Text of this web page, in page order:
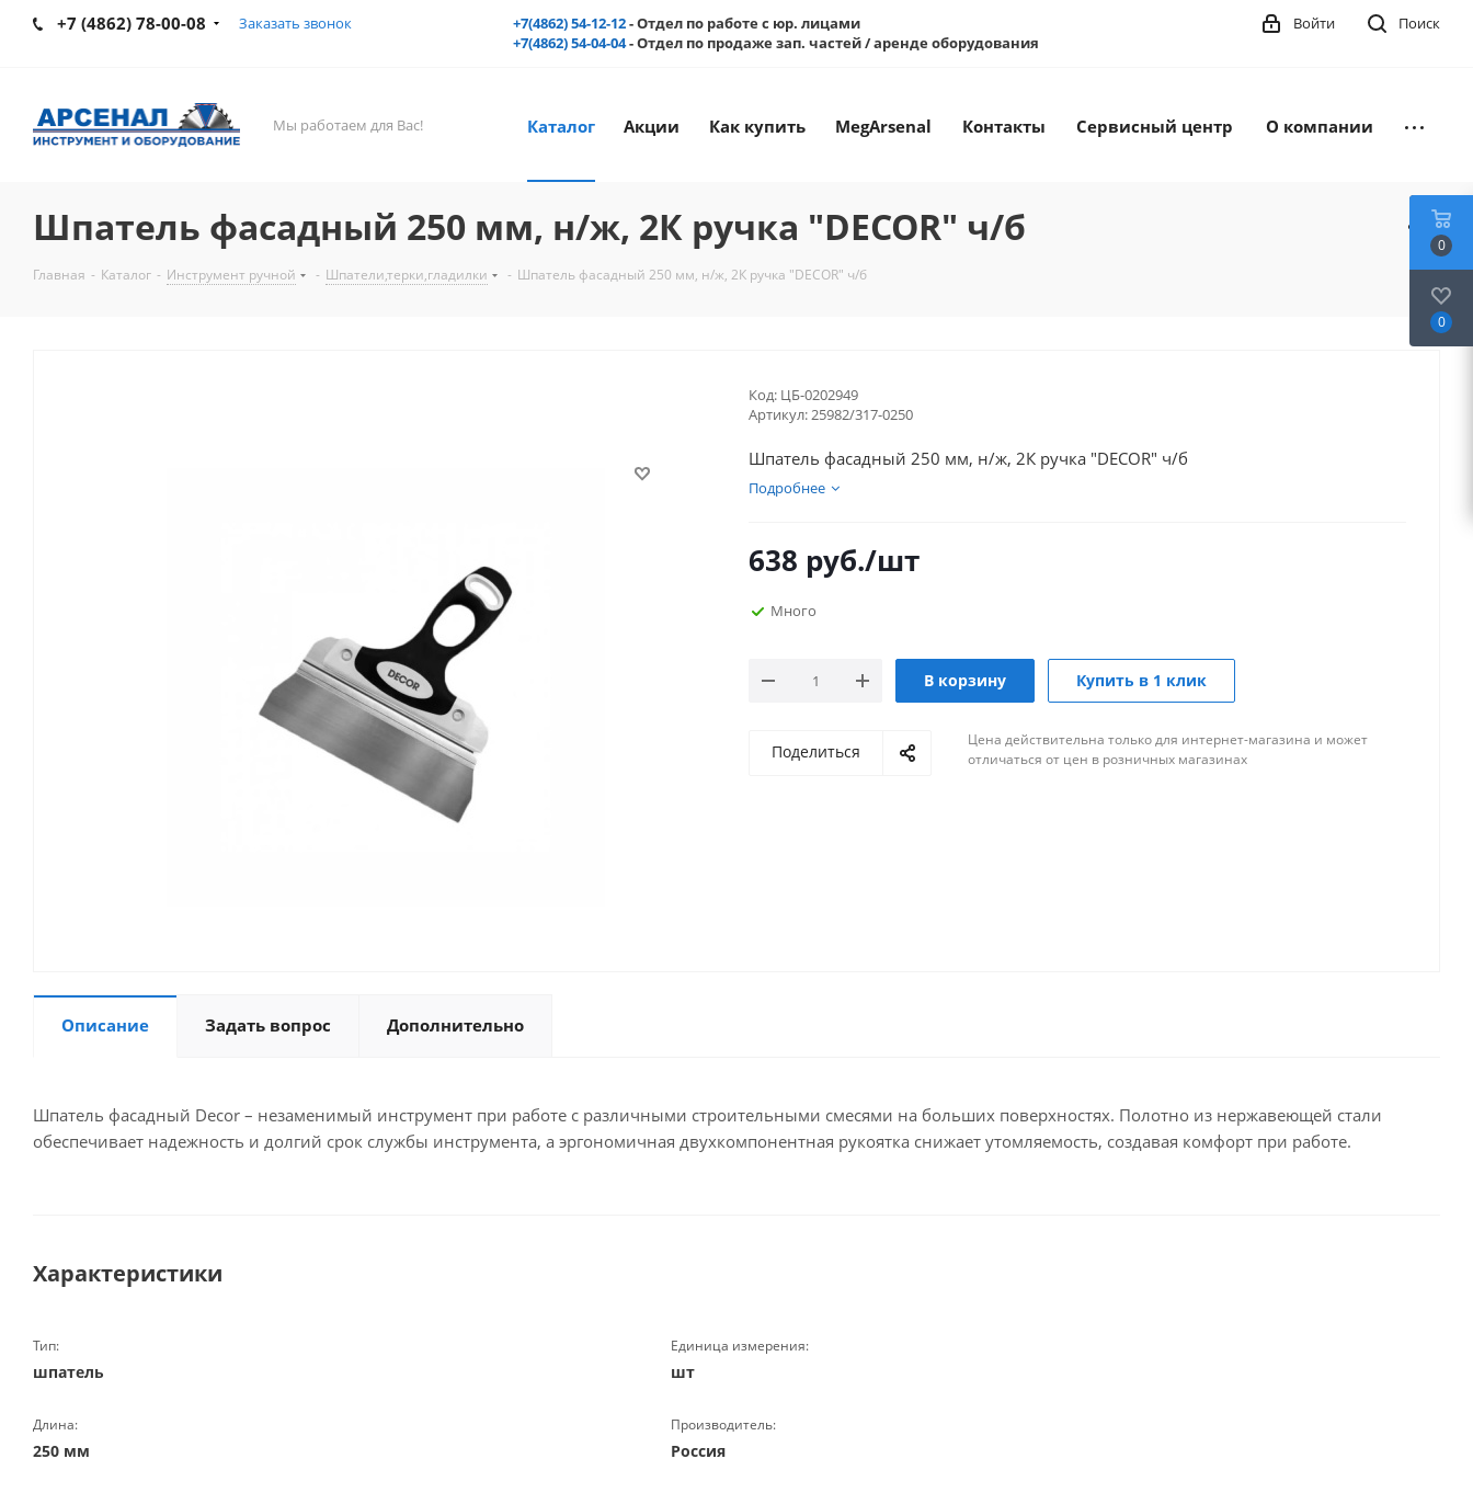
+7 (4862) 78-00-08 Заказать звонок +7(4862) 54-12-12- Отдел по работе с юр. лицами
+7(4862) 54-04-04- Отдел по продаже зап. частей / аренде оборудования
Поиск
Войти
Мы работаем для Вас! Каталог Акции Как купить MegArsenal Контакты Сервисный центр О компании
Шпатель фасадный 250 мм, н/ж, 2К ручка "DECOR" ч/б
Главная - Каталог - Инструмент ручной - Шпатели,терки,гладилки - Шпатель фасадный 250 мм, н/ж, 2К ручка "DECOR" ч/б
Код: ЦБ-0202949
Артикул:25982/317-0250
Шпатель фасадный 250 мм, н/ж, 2К ручка "DECOR" ч/б
Подробнее
638 руб./шт
Много
В корзину Купить в 1 клик
Поделиться
Цена действительна только для интернет-магазина и может
отличаться от цен в розничных магазинах
Описание Задать вопрос Дополнительно
Шпатель фасадный Decor – незаменимый инструмент при работе с различными строительными смесями на больших поверхностях. Полотно из нержавеющей стали
обеспечивает надежность и долгий срок службы инструмента, а эргономичная двухкомпонентная рукоятка снижает утомляемость, создавая комфорт при работе.
Характеристики
Тип:
шпатель
Единица измерения:
шт
Длина:
250 мм
Производитель:
Россия
0
0